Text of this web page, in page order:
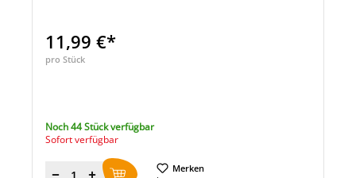
11,99 €*
pro Stück
Noch 44 Stück verfügbar
Sofort verfügbar
Merken